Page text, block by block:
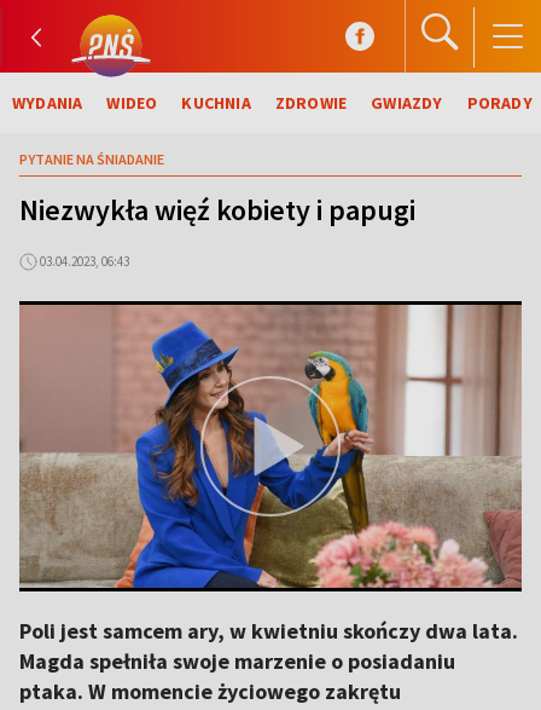
WYDANIA WIDEO KUCHNIA ZDROWIE GWIAZDY PORADY
PYTANIE NA ŚNIADANIE
Niezwykła więź kobiety i papugi
03.04.2023, 06:43
Poli jest samcem ary, w kwietniu skończy dwa lata.
Magda spełniła swoje marzenie o posiadaniu
ptaka. W momencie życiowego zakrętu